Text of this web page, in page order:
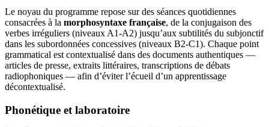
Le noyau du programme repose sur des séances quotidiennes
consacrées à la morphosyntaxe française, de la conjugaison des
verbes irréguliers (niveaux A1-A2) jusqu’aux subtilités du subjonctif
dans les subordonnées concessives (niveaux B2-C1). Chaque point
grammatical est contextualisé dans des documents authentiques —
articles de presse, extraits littéraires, transcriptions de débats
radiophoniques — afin d’éviter l’écueil d’un apprentissage
décontextualisé.
Phonétique et laboratoire